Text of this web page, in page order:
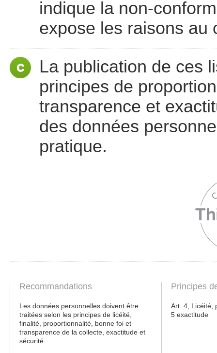
indique la non-
expose les raisons au
La publication de ces
principes de
transparence et
des données
pratique.
Recommandations
Les données personnelles doivent être
traitées selon les principes de licéité,
finalité, proportionnalité, bonne foi et
transparence de la collecte, exactitude et
sécurité.
Principes
Art. 4, Licéité,
5 exactitude